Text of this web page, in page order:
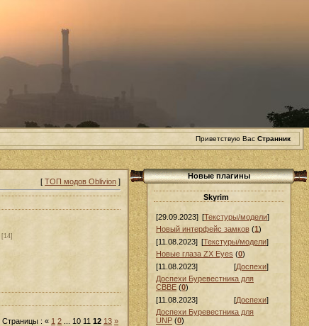
Приветствую Вас Странник
[ ТОП модов Oblivion ]
[14]
Страницы : « 1 2 10 11 12 13 »
Новые плагины
Skyrim
[29.09.2023] [Текстуры/модели]
Новый интерфейс замков (1)
[11.08.2023] [Текстуры/модели]
Новые глаза ZX Eyes (0)
[11.08.2023]
[Доспехи]
Доспехи Буревестника для
СВВЕ (0)
[11.08.2023]
[Доспехи]
Доспехи Буревестника для
UNP (0)